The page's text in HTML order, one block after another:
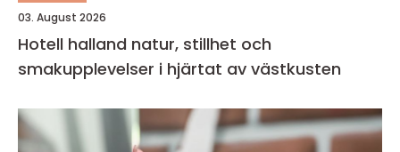
03. August 2026
Hotell halland natur, stillhet och
smakupplevelser i hjärtat av västkusten